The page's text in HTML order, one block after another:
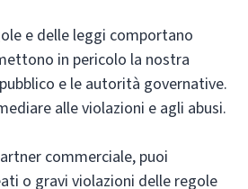
e delle leggi comportano
in pericolo la nostra
e le autorità governative.
alle violazioni e agli abusi.
commerciale, puoi
o gravi violazioni delle regole